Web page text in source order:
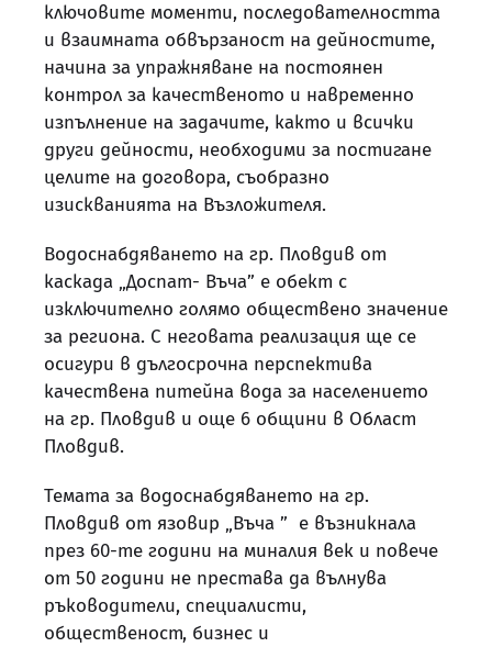
ключовите моменти, последователността
и взаимната обвързаност на дейностите,
начина за упражняване на постоянен
контрол за качественото и навременно
изпълнение на задачите, както и всички
други дейности, необходими за постигане
целите на договора, съобразно
изискванията на Възложителя.
Водоснабдяването на гр. Пловдив от
каскада „Доспат- Въча” е обект с
изключително голямо обществено значение
за региона. С неговата реализация ще се
осигури в дългосрочна перспектива
качествена питейна вода за населението
на гр. Пловдив и още 6 общини в Област
Пловдив.
Темата за водоснабдяването на гр.
Пловдив от язовир „Въча ” е възникнала
през 60-те години на миналия век и повече
от 50 години не престава да вълнува
ръководители, специалисти,
общественост, бизнес и